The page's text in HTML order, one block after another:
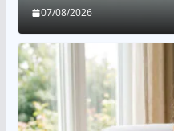
07/08/2026